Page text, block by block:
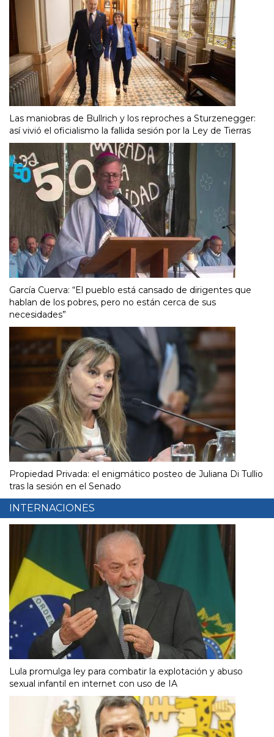
Las maniobras de Bullrich y los reproches a Sturzenegger:
así vivió el oficialismo la fallida sesión por la Ley de Tierras
García Cuerva: “El pueblo está cansado de dirigentes que
hablan de los pobres, pero no están cerca de sus
necesidades”
Propiedad Privada: el enigmático posteo de Juliana Di Tullio
tras la sesión en el Senado
INTERNACIONES
Lula promulga ley para combatir la explotación y abuso
sexual infantil en internet con uso de IA